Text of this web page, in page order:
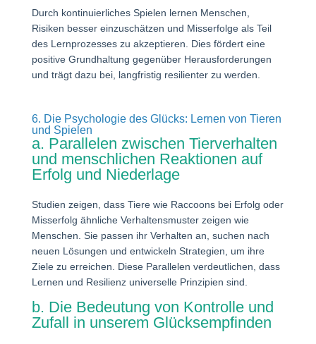
Durch kontinuierliches Spielen lernen Menschen,
Risiken besser einzuschätzen und Misserfolge als Teil
des Lernprozesses zu akzeptieren. Dies fördert eine
positive Grundhaltung gegenüber Herausforderungen
und trägt dazu bei, langfristig resilienter zu werden.
6. Die Psychologie des Glücks: Lernen von Tieren
und Spielen
a. Parallelen zwischen Tierverhalten
und menschlichen Reaktionen auf
Erfolg und Niederlage
Studien zeigen, dass Tiere wie Raccoons bei Erfolg oder
Misserfolg ähnliche Verhaltensmuster zeigen wie
Menschen. Sie passen ihr Verhalten an, suchen nach
neuen Lösungen und entwickeln Strategien, um ihre
Ziele zu erreichen. Diese Parallelen verdeutlichen, dass
Lernen und Resilienz universelle Prinzipien sind.
b. Die Bedeutung von Kontrolle und
Zufall in unserem Glücksempfinden